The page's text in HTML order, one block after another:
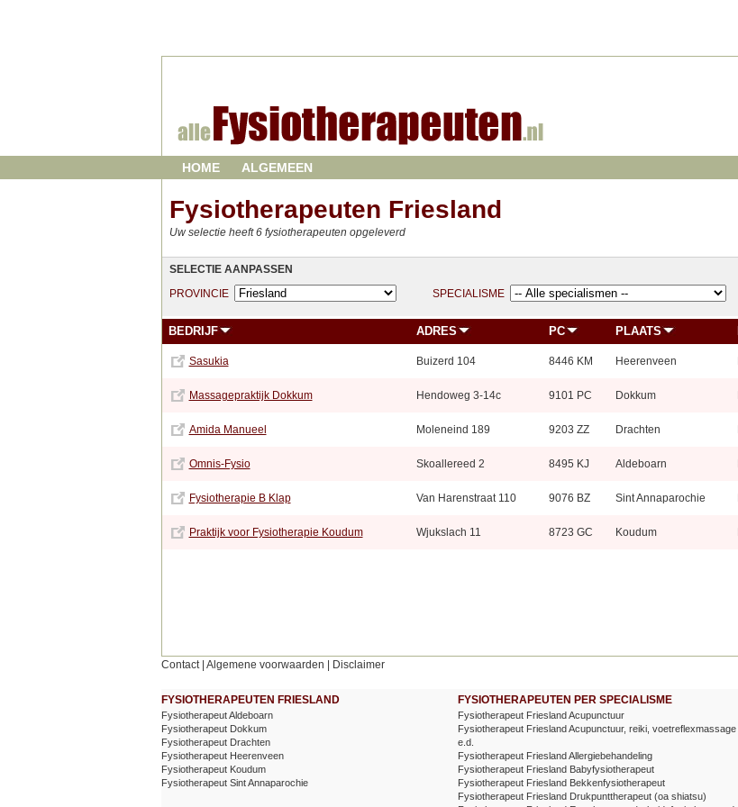
HOME ALGEMEEN
Fysiotherapeuten Friesland
Uw selectie heeft 6 fysiotherapeuten opgeleverd
SELECTIE AANPASSEN
PROVINCIE
SPECIALISME
BEDRIJF ADRES PC PLAATS
Sasukia Buizerd 104 8446 KM Heerenveen
Massagepraktijk Dokkum Hendoweg 3-14c 9101 PC Dokkum
Amida Manueel Moleneind 189 9203 ZZ Drachten
Omnis-Fysio Skoallereed 2 8495 KJ Aldeboarn
Fysiotherapie B Klap Van Harenstraat 110 9076 BZ Sint Annaparochie
Praktijk voor Fysiotherapie Koudum Wjukslach 11 8723 GC Koudum
Contact| Algemene voorwaarden Disclaimer
FYSIOTHERAPEUTEN FRIESLAND
Fysiotherapeut Aldeboarn
Fysiotherapeut Dokkum
Fysiotherapeut Drachten
Fysiotherapeut Heerenveen
Fysiotherapeut Koudum
Fysiotherapeut Sint Annaparochie
FYSIOTHERAPEUTEN PER SPECIALISME
Fysiotherapeut Friesland Acupunctuur
Fysiotherapeut Friesland Acupunctuur, reiki, voetreflexmassage
e.d.
Fysiotherapeut Friesland Allergiebehandeling
Fysiotherapeut Friesland Babyfysiotherapeut
Fysiotherapeut Friesland Bekkenfysiotherapeut
Fysiotherapeut Friesland Drukpunttherapeut (oa shiatsu)